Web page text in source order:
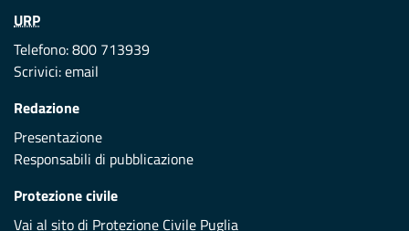
URP
Telefono: 800 713939
Scrivici:email
Redazione
Presentazione
Responsabili di pubblicazione
Protezione civile
Vai al sito di Protezione Civile Puglia